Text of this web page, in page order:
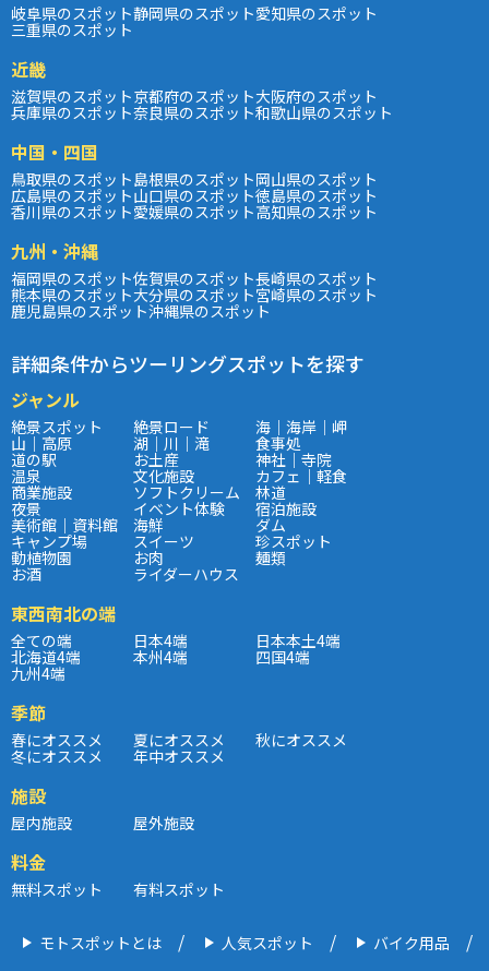
岐阜県のスポット静岡県のスポット愛知県のスポット
三重県のスポット
近畿
滋賀県のスポット京都府のスポット大阪府のスポット
兵庫県のスポット奈良県のスポット和歌山県のスポット
中国・四国
鳥取県のスポット島根県のスポット岡山県のスポット
広島県のスポット山口県のスポット徳島県のスポット
香川県のスポット愛媛県のスポット高知県のスポット
九州・沖縄
福岡県のスポット佐賀県のスポット長崎県のスポット
熊本県のスポット大分県のスポット宮崎県のスポット
鹿児島県のスポット沖縄県のスポット
詳細条件からツーリングスポットを探す
ジャンル
絶景スポット 絶景ロード 海｜海岸｜岬
山｜高原 湖｜川｜滝 食事処
道の駅 お土産 神社｜寺院
温泉 文化施設 カフェ｜軽食
商業施設 ソフトクリーム 林道
夜景 イベント体験 宿泊施設
美術館｜資料館 海鮮 ダム
キャンプ場 スイーツ 珍スポット
動植物園 お肉 麺類
お酒 ライダーハウス
東西南北の端
全ての端 日本4端 日本本土4端
北海道4端 本州4端 四国4端
九州4端
季節
春にオススメ 夏にオススメ 秋にオススメ
冬にオススメ 年中オススメ
施設
屋内施設 屋外施設
料金
無料スポット 有料スポット
モトスポットとは 人気スポット バイク用品